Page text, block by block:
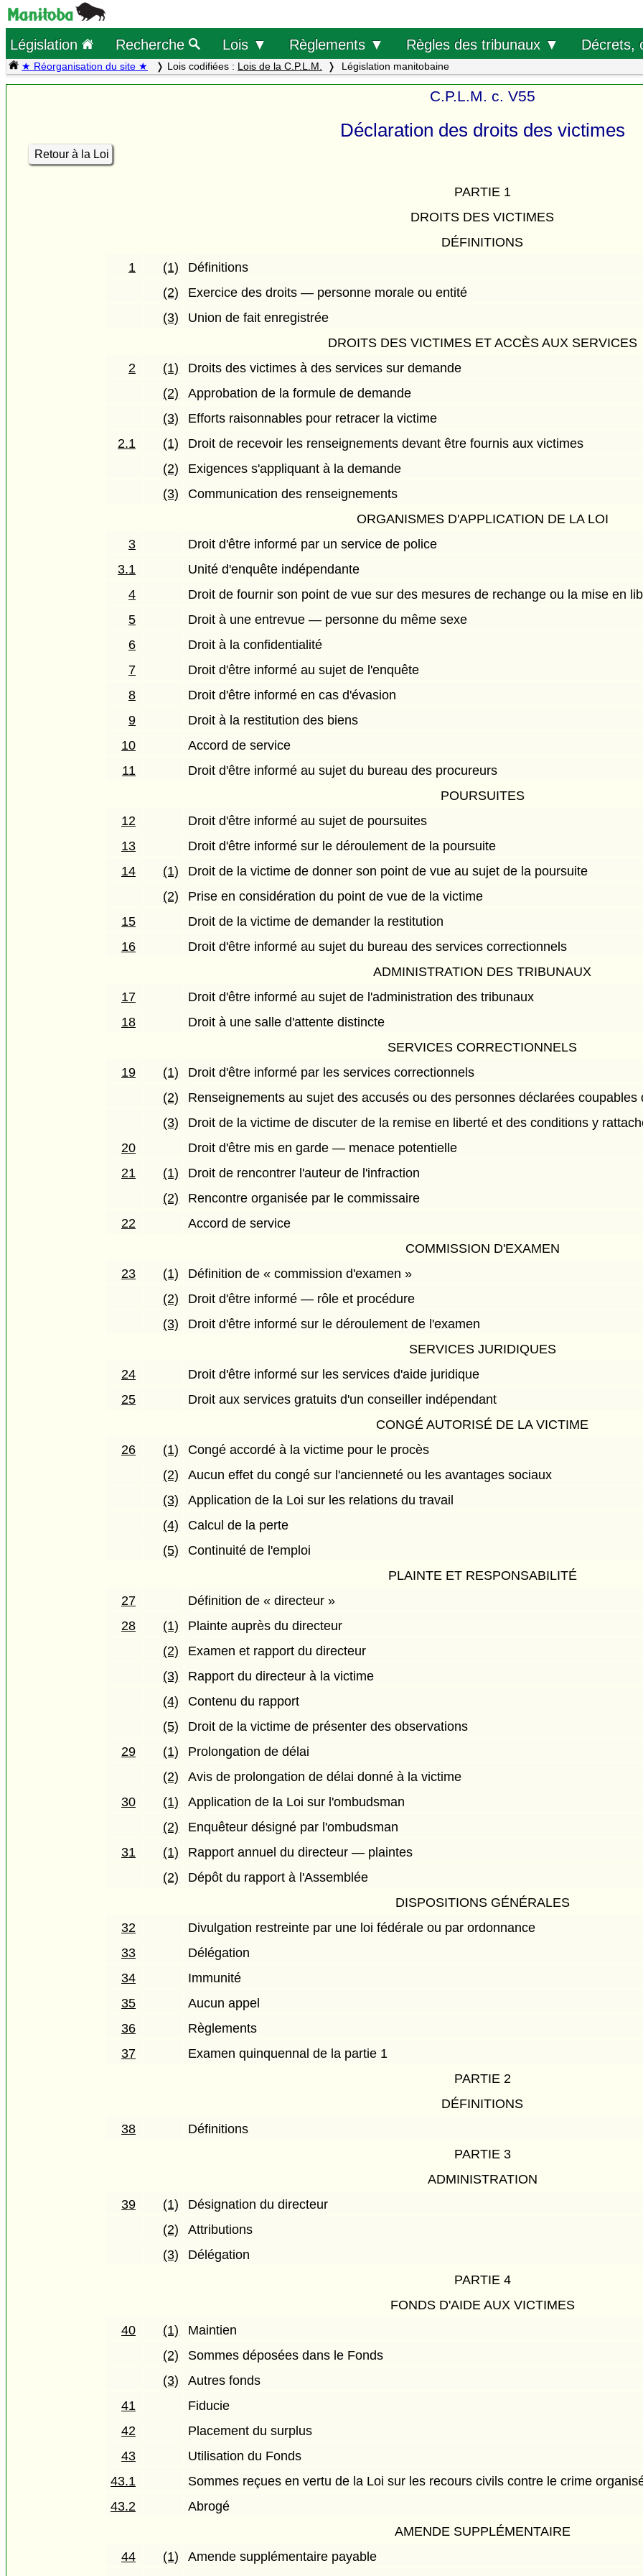
Législation Recherche Lois ▼ Règlements ▼ Règles des tribunaux ▼ Décrets,
★ Réorganisation du site ★ Lois codifiées : Lois de la C.P.L.M. Législation manitobaine
C.P.L.M. c. V55
Déclaration des droits des victimes
Retour à la Loi
PARTIE 1
DROITS DES VICTIMES
DÉFINITIONS
1
(1)
Définitions
(2)
Exercice des droits — personne morale ou entité
(3)
Union de fait enregistrée
DROITS DES VICTIMES ET ACCÈS AUX SERVICES
2
(1)
Droits des victimes à des services sur demande
(2)
Approbation de la formule de demande
(3)
Efforts raisonnables pour retracer la victime
2.1
(1)
Droit de recevoir les renseignements devant être fournis aux victimes
(2)
Exigences s'appliquant à la demande
(3)
Communication des renseignements
ORGANISMES D'APPLICATION DE LA LOI
3
Droit d'être informé par un service de police
3.1
Unité d'enquête indépendante
4
Droit de fournir son point de vue sur des mesures de rechange ou la mise en
5
Droit à une entrevue — personne du même sexe
6
Droit à la confidentialité
7
Droit d'être informé au sujet de l'enquête
8
Droit d'être informé en cas d'évasion
9
Droit à la restitution des biens
10
Accord de service
11
Droit d'être informé au sujet du bureau des procureurs
POURSUITES
12
Droit d'être informé au sujet de poursuites
13
Droit d'être informé sur le déroulement de la poursuite
14
(1)
Droit de la victime de donner son point de vue au sujet de la poursuite
(2)
Prise en considération du point de vue de la victime
15
Droit de la victime de demander la restitution
16
Droit d'être informé au sujet du bureau des services correctionnels
ADMINISTRATION DES TRIBUNAUX
17
Droit d'être informé au sujet de l'administration des tribunaux
18
Droit à une salle d'attente distincte
SERVICES CORRECTIONNELS
19
(1)
Droit d'être informé par les services correctionnels
(2)
Renseignements au sujet des accusés ou des personnes déclarées coupables
(3)
Droit de la victime de discuter de la remise en liberté et des conditions y
20
Droit d'être mis en garde — menace potentielle
21
(1)
Droit de rencontrer l'auteur de l'infraction
(2)
Rencontre organisée par le commissaire
22
Accord de service
COMMISSION D'EXAMEN
23
(1)
Définition de « commission d'examen »
(2)
Droit d'être informé — rôle et procédure
(3)
Droit d'être informé sur le déroulement de l'examen
SERVICES JURIDIQUES
24
Droit d'être informé sur les services d'aide juridique
25
Droit aux services gratuits d'un conseiller indépendant
CONGÉ AUTORISÉ DE LA VICTIME
26
(1)
Congé accordé à la victime pour le procès
(2)
Aucun effet du congé sur l'ancienneté ou les avantages sociaux
(3)
Application de la Loi sur les relations du travail
(4)
Calcul de la perte
(5)
Continuité de l'emploi
PLAINTE ET RESPONSABILITÉ
27
Définition de « directeur »
28
(1)
Plainte auprès du directeur
(2)
Examen et rapport du directeur
(3)
Rapport du directeur à la victime
(4)
Contenu du rapport
(5)
Droit de la victime de présenter des observations
29
(1)
Prolongation de délai
(2)
Avis de prolongation de délai donné à la victime
30
(1)
Application de la Loi sur l'ombudsman
(2)
Enquêteur désigné par l'ombudsman
31
(1)
Rapport annuel du directeur — plaintes
(2)
Dépôt du rapport à l'Assemblée
DISPOSITIONS GÉNÉRALES
32
Divulgation restreinte par une loi fédérale ou par ordonnance
33
Délégation
34
Immunité
35
Aucun appel
36
Règlements
37
Examen quinquennal de la partie 1
PARTIE 2
DÉFINITIONS
38
Définitions
PARTIE 3
ADMINISTRATION
39
(1)
Désignation du directeur
(2)
Attributions
(3)
Délégation
PARTIE 4
FONDS D'AIDE AUX VICTIMES
40
(1)
Maintien
(2)
Sommes déposées dans le Fonds
(3)
Autres fonds
41
Fiducie
42
Placement du surplus
43
Utilisation du Fonds
43.1
Sommes reçues en vertu de la Loi sur les recours civils contre le crime
43.2
Abrogé
AMENDE SUPPLÉMENTAIRE
44
(1)
Amende supplémentaire payable